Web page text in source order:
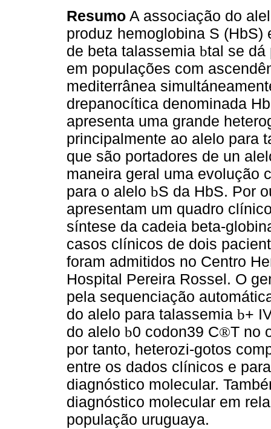
Resumo A associação do
produz hemoglobina S (HbS)
de beta talassemia btal se dá
em populações com
mediterrânea
drepanocítica denominada
apresenta uma grande
principalmente ao alelo para
que são portadores de un
maneira geral uma evolução
para o alelo bS da HbS. Por
apresentam um quadro
síntese da cadeia beta-
casos clínicos de dois
foram admitidos no Centro
Hospital Pereira Rossel. O
pela sequenciação
do alelo para talassemia b+
do alelo b0 codon39 C®T no
por tanto, heterozi-gotos
entre os dados clínicos e
diagnóstico molecular.
diagnóstico molecular em
população uruguaya.